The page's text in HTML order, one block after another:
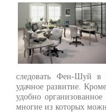
следовать Фен-Шуй
удачное развитие.
удобно
многие из которых